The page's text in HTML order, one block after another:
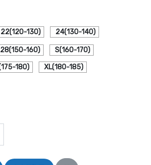
22(120-130) 24(130-140)
28(150-160) S(160-170)
180) XL(180-185)